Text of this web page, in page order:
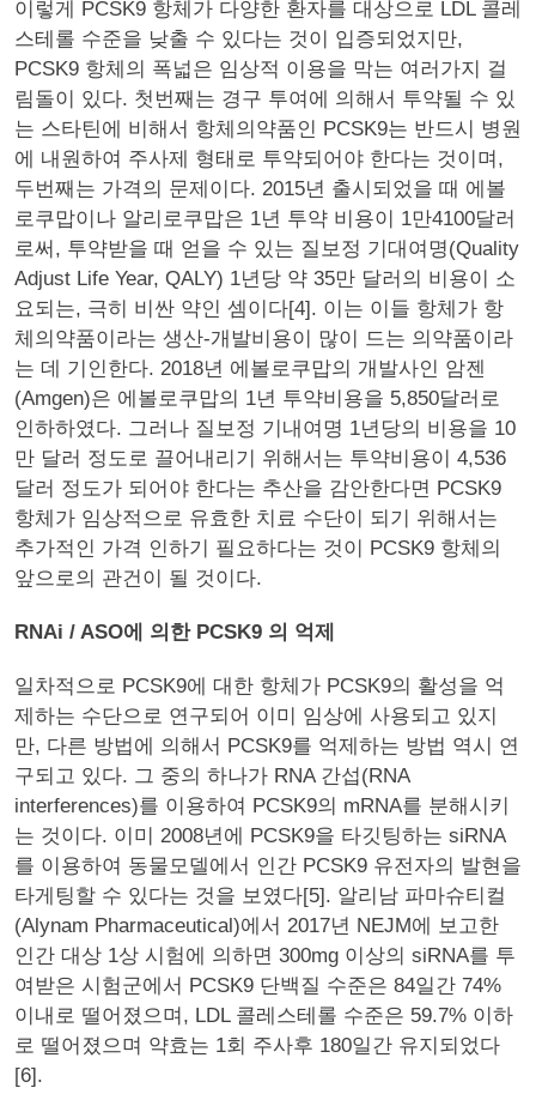
이렇게 PCSK9 항체가 다양한 환자를 대상으로 LDL 콜레
스테롤 수준을 낮출 수 있다는 것이 입증되었지만,
PCSK9 항체의 폭넓은 임상적 이용을 막는 여러가지 걸
림돌이 있다. 첫번째는 경구 투여에 의해서 투약될 수 있
는 스타틴에 비해서 항체의약품인 PCSK9는 반드시 병원
에 내원하여 주사제 형태로 투약되어야 한다는 것이며,
두번째는 가격의 문제이다. 2015년 출시되었을 때 에볼
로쿠맙이나 알리로쿠맙은 1년 투약 비용이 1만4100달러
로써, 투약받을 때 얻을 수 있는 질보정 기대여명(Quality
Adjust Life Year, QALY) 1년당 약 35만 달러의 비용이 소
요되는, 극히 비싼 약인 셈이다[4]. 이는 이들 항체가 항
체의약품이라는 생산-개발비용이 많이 드는 의약품이라
는 데 기인한다. 2018년 에볼로쿠맙의 개발사인 암젠
(Amgen)은 에볼로쿠맙의 1년 투약비용을 5,850달러로
인하하였다. 그러나 질보정 기내여명 1년당의 비용을 10
만 달러 정도로 끌어내리기 위해서는 투약비용이 4,536
달러 정도가 되어야 한다는 추산을 감안한다면 PCSK9
항체가 임상적으로 유효한 치료 수단이 되기 위해서는
추가적인 가격 인하기 필요하다는 것이 PCSK9 항체의
앞으로의 관건이 될 것이다.
RNAi / ASO에 의한 PCSK9 의 억제
일차적으로 PCSK9에 대한 항체가 PCSK9의 활성을 억
제하는 수단으로 연구되어 이미 임상에 사용되고 있지
만, 다른 방법에 의해서 PCSK9를 억제하는 방법 역시 연
구되고 있다. 그 중의 하나가 RNA 간섭(RNA
interferences)를 이용하여 PCSK9의 mRNA를 분해시키
는 것이다. 이미 2008년에 PCSK9을 타깃팅하는 siRNA
를 이용하여 동물모델에서 인간 PCSK9 유전자의 발현을
타게팅할 수 있다는 것을 보였다[5]. 알리남 파마슈티컬
(Alynam Pharmaceutical)에서 2017년 NEJM에 보고한
인간 대상 1상 시험에 의하면 300mg 이상의 siRNA를 투
여받은 시험군에서 PCSK9 단백질 수준은 84일간 74%
이내로 떨어졌으며, LDL 콜레스테롤 수준은 59.7% 이하
로 떨어졌으며 약효는 1회 주사후 180일간 유지되었다
[6].